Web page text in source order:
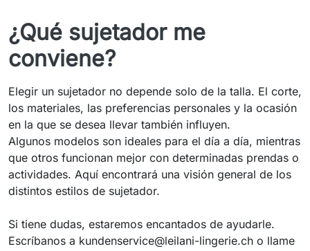
Formas de sujetador
¿Qué sujetador me
conviene?
Elegir un sujetador no depende solo de la talla. El corte,
los materiales, las preferencias personales y la ocasión
en la que se desea llevar también influyen.
Algunos modelos son ideales para el día a día, mientras
que otros funcionan mejor con determinadas prendas o
actividades. Aquí encontrará una visión general de los
distintos estilos de sujetador.
Si tiene dudas, estaremos encantados de ayudarle.
Escríbanos a kundenservice@leilani-lingerie.ch o llame